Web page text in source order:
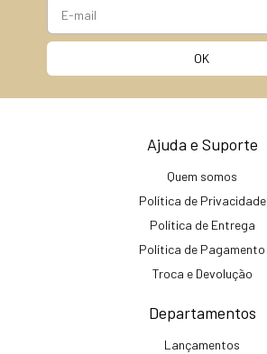
Ajuda e Suporte
Quem somos
Política de Privacidade
Política de Entrega
Política de Pagamento
Troca e Devolução
Departamentos
Lançamentos